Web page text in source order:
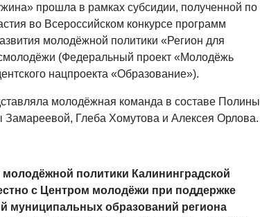
прошла в рамках субсидии, полученной по
во Всероссийском конкурсе программ
молодёжной политики «Регион для
(Федеральный проект «Молодёжь
нацпроекта «Образование»).
молодёжная команда в составе Полины
Замареевой, Глеба Хомутова и Алексея Орлова.
молодёжной политики Калининградской
с Центром молодёжи при поддержке
муниципальных образований региона